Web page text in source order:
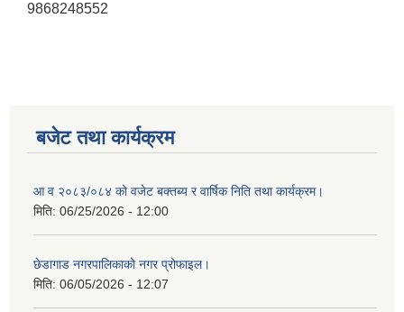
9868248552
बजेट तथा कार्यक्रम
आ व २०८३/०८४ को वजेट बक्तब्य र वार्षिक निति तथा कार्यक्रम।
मिति: 06/25/2026 - 12:00
छेडागाड नगरपालिकाको नगर प्रोफाइल।
मिति: 06/05/2026 - 12:07